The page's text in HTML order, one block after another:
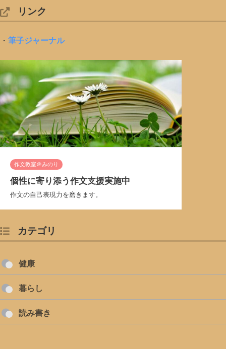
リンク
・ 筆子ジャーナル
作文教室＠みのり
個性に寄り添う作文支援実施中
作文の自己表現力を磨きます。
カテゴリ
健康
暮らし
読み書き